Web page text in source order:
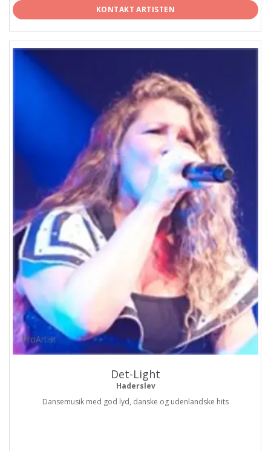
KONTAKT ARTISTEN
ProArtist
Det-Light
Haderslev
Dansemusik med god lyd, danske og udenlandske hits